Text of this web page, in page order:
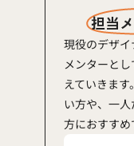
担当
現役のデザ
メンターと
えていきま
い方や、一
方におすすめ